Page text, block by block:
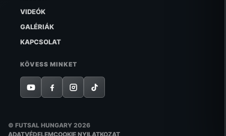
VIDEÓK
GALÉRIÁK
KAPCSOLAT
KÖVESS MINKET
© FUTSAL HUNGARY 2026
ADATVÉDELEMCOOKIE NYILATKOZAT